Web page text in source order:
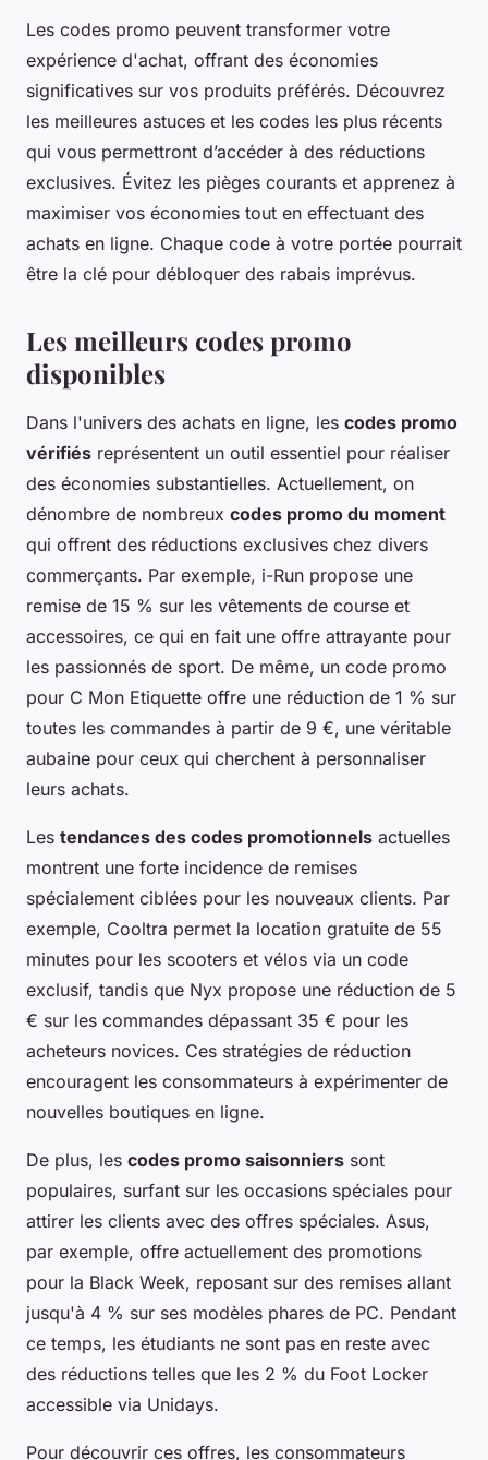
Les codes promo peuvent transformer votre
expérience d'achat, offrant des économies
significatives sur vos produits préférés. Découvrez
les meilleures astuces et les codes les plus récents
qui vous permettront d’accéder à des réductions
exclusives. Évitez les pièges courants et apprenez à
maximiser vos économies tout en effectuant des
achats en ligne. Chaque code à votre portée pourrait
être la clé pour débloquer des rabais imprévus.
Les meilleurs codes promo
disponibles
Dans l'univers des achats en ligne, les codes promo
vérifiés représentent un outil essentiel pour réaliser
des économies substantielles. Actuellement, on
dénombre de nombreux codes promo du moment
qui offrent des réductions exclusives chez divers
commerçants. Par exemple, i-Run propose une
remise de 15 % sur les vêtements de course et
accessoires, ce qui en fait une offre attrayante pour
les passionnés de sport. De même, un code promo
pour C Mon Etiquette offre une réduction de 1 % sur
toutes les commandes à partir de 9 €, une véritable
aubaine pour ceux qui cherchent à personnaliser
leurs achats.
Les tendances des codes promotionnels actuelles
montrent une forte incidence de remises
spécialement ciblées pour les nouveaux clients. Par
exemple, Cooltra permet la location gratuite de 55
minutes pour les scooters et vélos via un code
exclusif, tandis que Nyx propose une réduction de 5
€ sur les commandes dépassant 35 € pour les
acheteurs novices. Ces stratégies de réduction
encouragent les consommateurs à expérimenter de
nouvelles boutiques en ligne.
De plus, les codes promo saisonniers sont
populaires, surfant sur les occasions spéciales pour
attirer les clients avec des offres spéciales. Asus,
par exemple, offre actuellement des promotions
pour la Black Week, reposant sur des remises allant
jusqu'à 4 % sur ses modèles phares de PC. Pendant
ce temps, les étudiants ne sont pas en reste avec
des réductions telles que les 2 % du Foot Locker
accessible via Unidays.
Pour découvrir ces offres, les consommateurs